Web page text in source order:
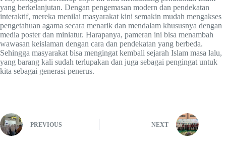
yang berkelanjutan. Dengan pengemasan modern dan pendekatan
interaktif, mereka menilai masyarakat kini semakin mudah mengakses
pengetahuan agama secara menarik dan mendalam khususnya dengan
media poster dan miniatur. Harapanya, pameran ini bisa menambah
wawasan keislaman dengan cara dan pendekatan yang berbeda.
Sehingga masyarakat bisa mengingat kembali sejarah Islam masa lalu,
yang barang kali sudah terlupakan dan juga sebagai pengingat untuk
kita sebagai generasi penerus.
PREVIOUS NEXT